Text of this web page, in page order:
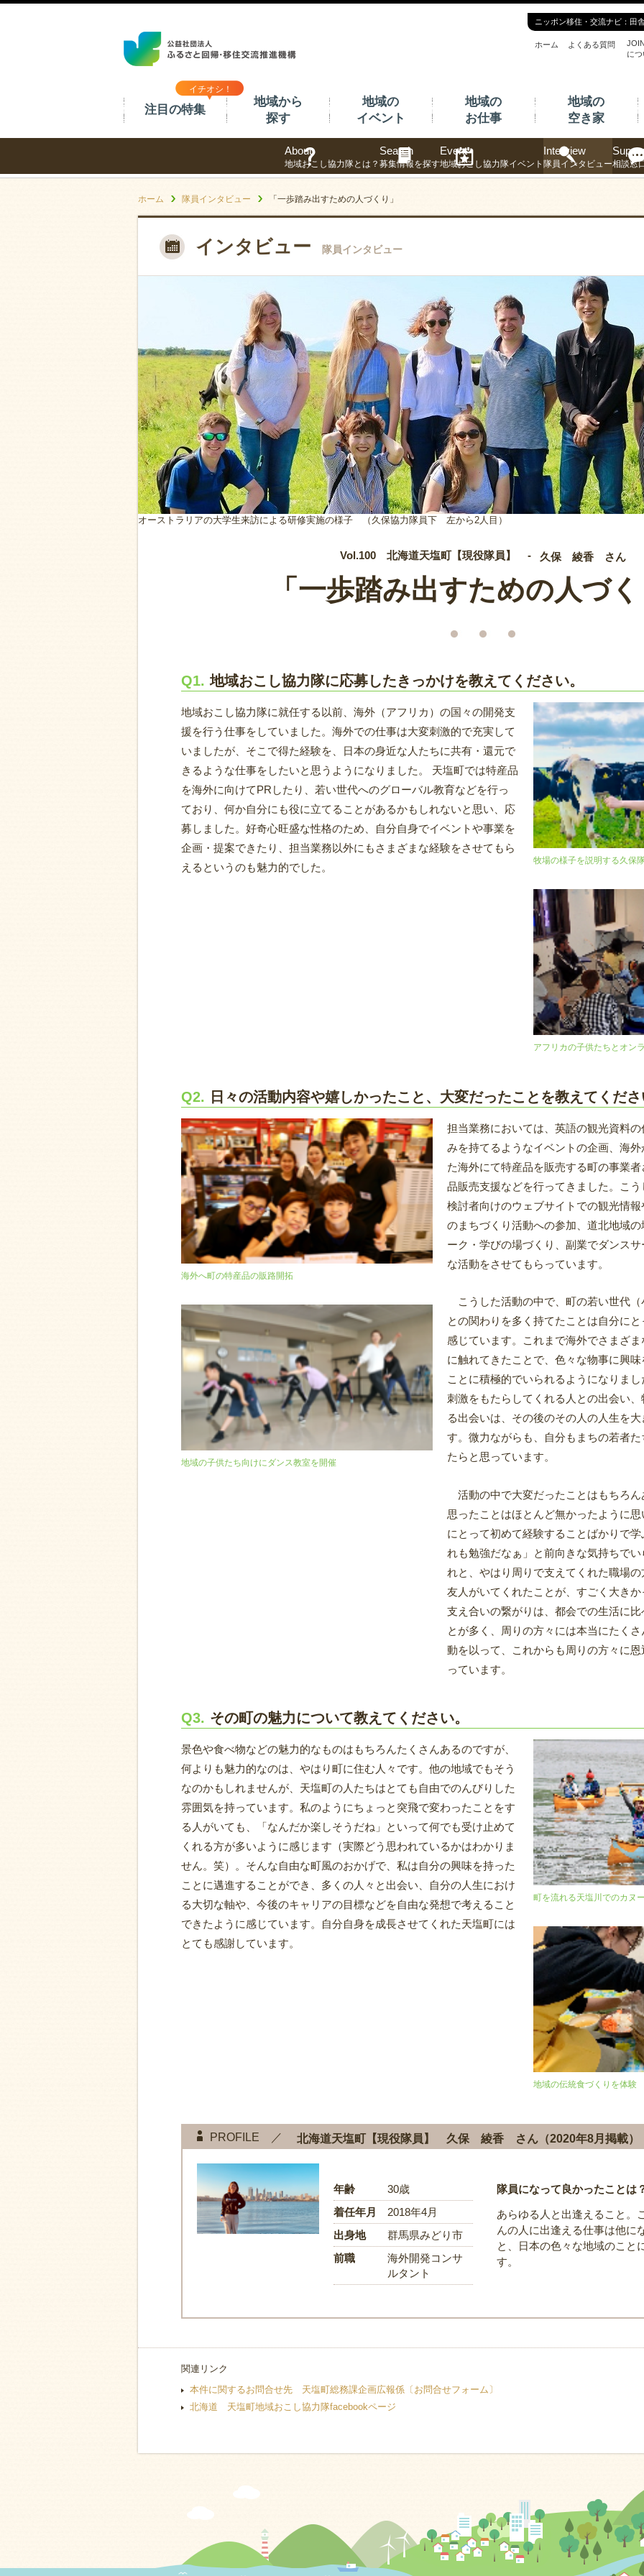
ニッポン移住・交流ナビ：田
ホーム よくある質問
に
イチオシ！
注目の特集
地域から
探す
地域の
イベント
地域の
お仕事
地域の
空き家
About
地域おこし協力隊とは？
Search
募集情報を探す
Event
地域おこし協力隊イベント
Interview
隊員インタビュー相談窓
ホーム 隊員インタビュー 「一歩踏み出すための人づくり」
インタビュー 隊員インタビュー
オーストラリアの大学生来訪による研修実施の様子 （久保協力隊員下 左から2人目）
Vol.100 北海道天塩町【現役隊員】 - 久保 綾香 さん
「一歩踏み出すための人づ
Q1. 地域おこし協力隊に応募したきっかけを教えてください。
地域おこし協力隊に就任する以前、海外（アフリカ）の国々の開発支
援を行う仕事をしていました。海外での仕事は大変刺激的で充実して
いましたが、そこで得た経験を、日本の身近な人たちに共有・還元で
きるような仕事をしたいと思うようになりました。 天塩町では特産品
を海外に向けてPRしたり、若い世代へのグローバル教育などを行っ
ており、何か自分にも役に立てることがあるかもしれないと思い、応
募しました。好奇心旺盛な性格のため、自分自身でイベントや事業を
企画・提案できたり、担当業務以外にもさまざまな経験をさせてもら
えるというのも魅力的でした。
牧場の様子を説明する久保
アフリカの子供たちとオン
Q2. 日々の活動内容や嬉しかったこと、大変だったことを教えてくだ
担当業務においては、英語の観光資料
みを持てるようなイベントの企画、海
た海外にて特産品を販売する町の事業
品販売支援などを行ってきました。こ
検討者向けのウェブサイトでの観光情
のまちづくり活動への参加、道北地域
ーク・学びの場づくり、副業でダンス
な活動をさせてもらっています。
こうした活動の中で、町の若い世代
との関わりを多く持てたことは自分に
感じています。これまで海外でさまざ
に触れてきたことで、色々な物事に興
ことに積極的でいられるようになりま
刺激をもたらしてくれる人との出会い
る出会いは、その後のその人の人生を
す。微力ながらも、自分もまちの若者
たらと思っています。
活動の中で大変だったことはもちろ
思ったことはほとんど無かったように
にとって初めて経験することばかりで
れも勉強だなぁ」と前向きな気持ちで
れと、やはり周りで支えてくれた職場
友人がいてくれたことが、すごく大き
支え合いの繋がりは、都会での生活に
とが多く、周りの方々には本当にたく
動を以って、これからも周りの方々に
っています。
海外へ町の特産品の販路開拓
地域の子供たち向けにダンス教室を開催
Q3. その町の魅力について教えてください。
景色や食べ物などの魅力的なものはもちろんたくさんあるのですが、
何よりも魅力的なのは、やはり町に住む人々です。他の地域でもそう
なのかもしれませんが、天塩町の人たちはとても自由でのんびりした
雰囲気を持っています。私のようにちょっと突飛で変わったことをす
る人がいても、「なんだか楽しそうだね」といって何でも受け止めて
くれる方が多いように感じます（実際どう思われているかはわかりま
せん。笑）。そんな自由な町風のおかげで、私は自分の興味を持った
ことに邁進することができ、多くの人々と出会い、自分の人生におけ
る大切な軸や、今後のキャリアの目標などを自由な発想で考えること
できたように感じています。自分自身を成長させてくれた天塩町には
とても感謝しています。
町を流れる天塩川でのカヌ
地域の伝統食づくりを体験
PROFILE ／ 北海道天塩町【現役隊員】 久保 綾香 さん（2020年8月掲載）
年齢
30歳
着任年月
2018年4月
出身地
群馬県みどり市
前職
海外開発コンサ
ルタント
隊員になって良かったことは
あらゆる人と出逢えること。
んの人に出逢える仕事は他に
と、日本の色々な地域のこと
す。
関連リンク
本件に関するお問合せ先 天塩町総務課企画広報係〔お問合せフォーム〕
北海道 天塩町地域おこし協力隊facebookページ